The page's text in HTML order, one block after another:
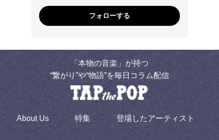
フォローする
「本物の音楽」が持つ
“繋がり”や“物語”を毎日コラム配信
About Us 特集 登場したアーティスト